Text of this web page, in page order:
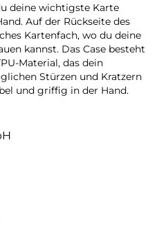
deine wichtigste Karte
Auf der Rückseite des
Kartenfach, wo du deine
kannst. Das Case besteht
Material, das dein
Stürzen und Kratzern
und griffig in der Hand.